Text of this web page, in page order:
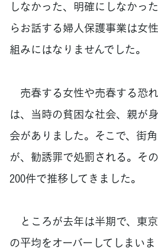
しなかった、明確にしなかっ
らお話する婦人保護事業は女
組みにはなりませんでした。
売春する女性や売春する恐
は、当時の貧困な社会、親が
会がありました。そこで、街
が、勧誘罪で処罰される。そ
200件で推移してきました。
ところが去年は半期で、東
の平均をオーバーしてしまい